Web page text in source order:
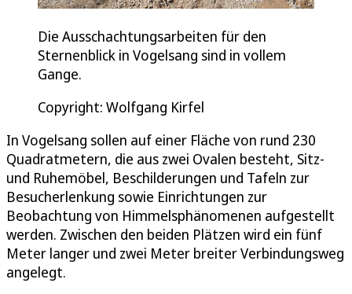
Die Ausschachtungsarbeiten für den
Sternenblick in Vogelsang sind in vollem
Gange.
Copyright: Wolfgang Kirfel
In Vogelsang sollen auf einer Fläche von rund 230
Quadratmetern, die aus zwei Ovalen besteht, Sitz-
und Ruhemöbel, Beschilderungen und Tafeln zur
Besucherlenkung sowie Einrichtungen zur
Beobachtung von Himmelsphänomenen aufgestellt
werden. Zwischen den beiden Plätzen wird ein fünf
Meter langer und zwei Meter breiter Verbindungsweg
angelegt.